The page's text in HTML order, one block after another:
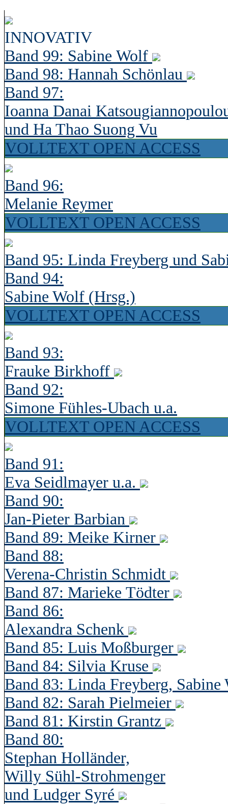
INNOVATIV
Band 99: Sabine Wolf
Band 98: Hannah Schönlau
Band 97:
Ioanna Danai
und Ha Thao Suong Vu
VOLLTEXT OPEN ACCESS
Band 96:
Melanie Reymer
VOLLTEXT OPEN ACCESS
Band 95: Linda Freyberg und
Band 94:
Sabine Wolf (Hrsg.)
VOLLTEXT OPEN ACCESS
Band 93:
Frauke Birkhoff
Band 92:
Simone Fühles-Ubach u.a.
VOLLTEXT OPEN ACCESS
Band 91:
Eva Seidlmayer u.a.
Band 90:
Jan-Pieter Barbian
Band 89: Meike Kirner
Band 88:
Verena-Christin Schmidt
Band 87: Marieke Tödter
Band 86:
Alexandra Schenk
Band 85: Luis Moßburger
Band 84: Silvia Kruse
Band 83: Linda Freyberg,
Band 82: Sarah Pielmeier
Band 81: Kirstin Grantz
Band 80:
Stephan Holländer,
Willy Sühl-Strohmenger
und Ludger Syré